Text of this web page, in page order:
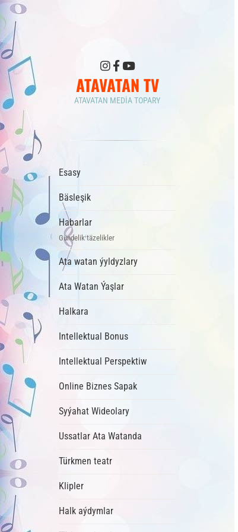
ATAVATAN TV
ATAVATAN MEDIA TOPARY
Esasy
Bäsleşik
Habarlar
Gündelik täzelikler
Ata watan ýyldyzlary
Ata Watan Ýaşlar
Halkara
Intellektual Bonus
Intellektual Perspektiw
Online Biznes Sapak
Syýahat Wideolary
Ussatlar Ata Watanda
Türkmen teatr
Klipler
Halk aýdymlar